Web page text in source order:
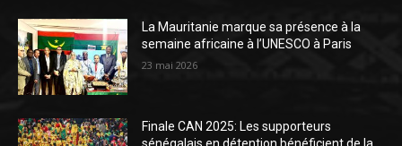
La Mauritanie marque sa présence à la
semaine africaine à l’UNESCO à Paris
23 mai 2026
Finale CAN 2025: Les supporteurs